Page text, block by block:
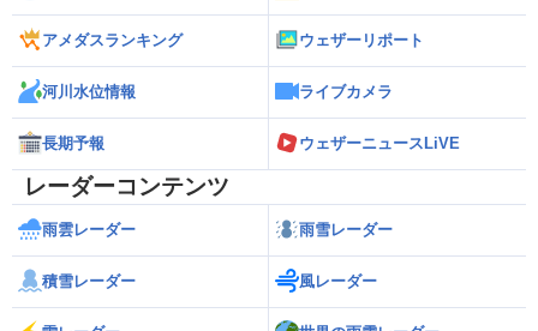
アメダスランキング ウェザーリポート
河川水位情報 ライブカメラ
長期予報 ウェザーニュースLiVE
レーダーコンテンツ
雨雲レーダー 雨雪レーダー
積雪レーダー 風レーダー